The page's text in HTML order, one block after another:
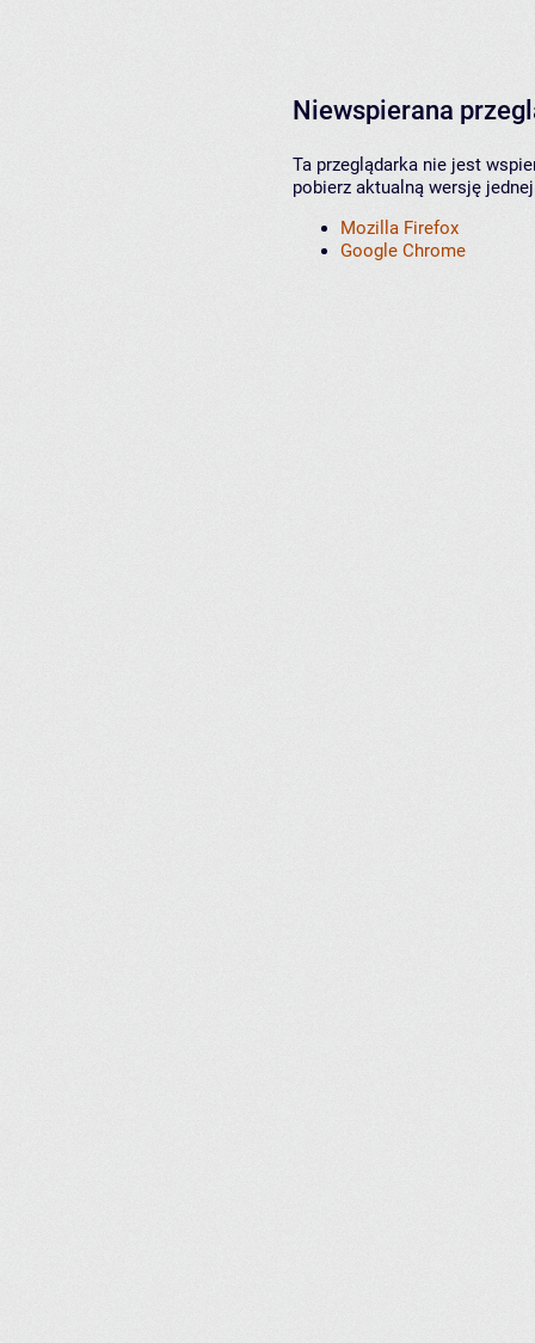
Niewspierana
Ta przeglądarka nie jest
pobierz aktualną wersję
Mozilla Firefox
Google Chrome